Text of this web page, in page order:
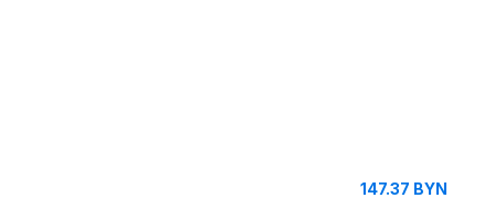
147.37 BYN